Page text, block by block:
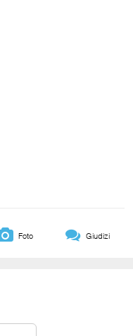
Foto Giudizi